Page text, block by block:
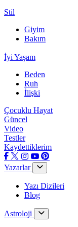
Stil
Giyim
Bakım
İyi Yaşam
Beden
Ruh
İlişki
Çocuklu Hayat
Güncel
Video
Testler
Kaydettiklerim
Yazarlar
Yazı Dizileri
Blog
Astroloji